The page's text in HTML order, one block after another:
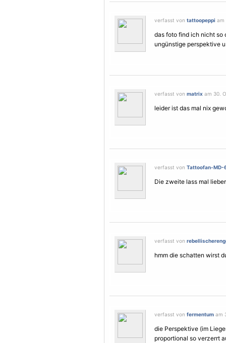
verfasst von tattoopeppi am
das foto find ich nicht so
ungünstige perspektive
verfasst von matrix am 30.
leider ist das mal nix
verfasst von Tattoofan-MD-
Die zweite lass mal
verfasst von
hmm die schatten wirst
verfasst von fermentum am
die Perspektive (im
proportional so verzerrt